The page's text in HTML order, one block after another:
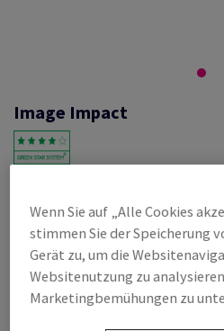
Image Impact
Image, Impact, weiss, holzfrei ECF,
BB, Paket zu 125 Bogen/Blatt, FSC Mix
Produktinformation
Listenpreis
Wenn Sie auf „Alle Cookies
stimmen Sie der Speicherung
Gerät zu, um die
Websitenutzung zu
Marketingbemühungen zu